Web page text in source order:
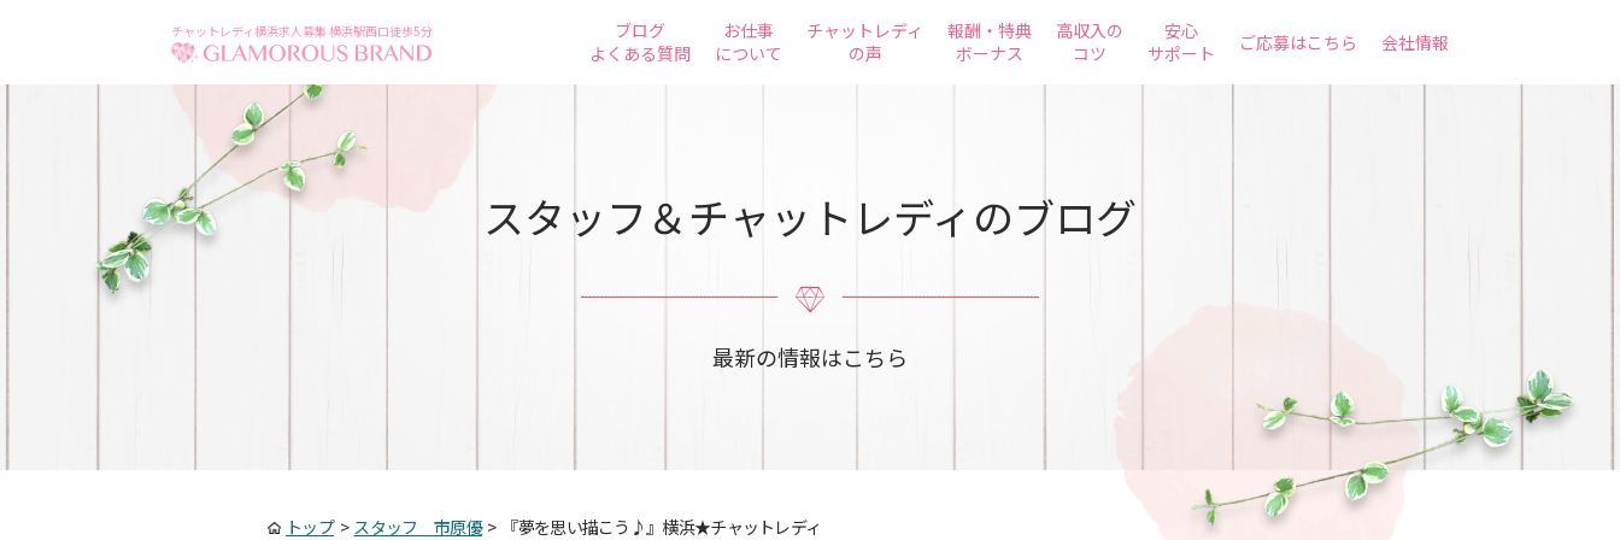
チャットレディ横浜求人募集 横浜駅西口徒歩5分
ブログ
よくある質問
お仕事
について
チャットレディ
の声
報酬・特典
ボーナス
高収入の
コツ
安心
サポート
ご応募はこちら 会社情報
スタッフ＆チャットレディのブログ
最新の情報はこちら
トップ> スタッフ 市原優> 『夢を思い描こう♪』横浜★チャットレディ